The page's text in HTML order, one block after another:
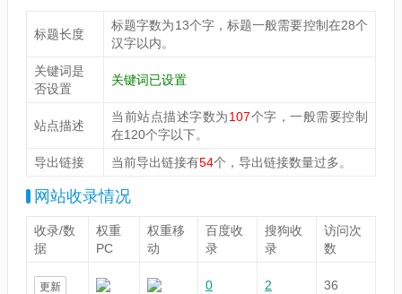
标题长度
标题字数为13个字，标题一般需要控制在28个
汉字以内。
关键词是
否设置
关键词已设置
站点描述
当前站点描述字数为107个字，一般需要控制
在120个字以下。
导出链接
当前导出链接有54个，导出链接数量过多。
网站收录情况
收录/数
据
权重
PC
权重移
动
百度收
录
搜狗收
录
访问次
数
更新 0 2 36